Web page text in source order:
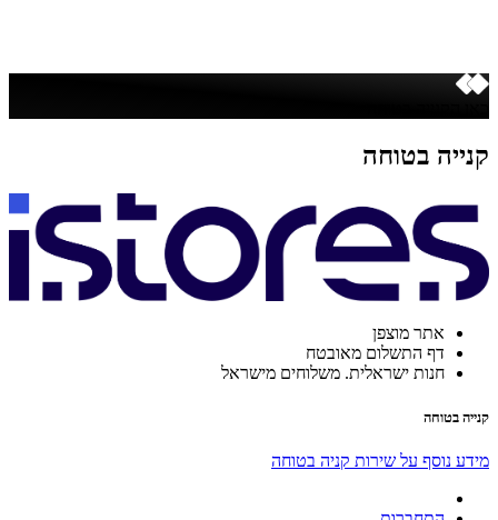
קנייה בטוחה
אתר מוצפן
דף התשלום מאובטח
חנות ישראלית. משלוחים מישראל
קנייה בטוחה
מידע נוסף על שירות קניה בטוחה